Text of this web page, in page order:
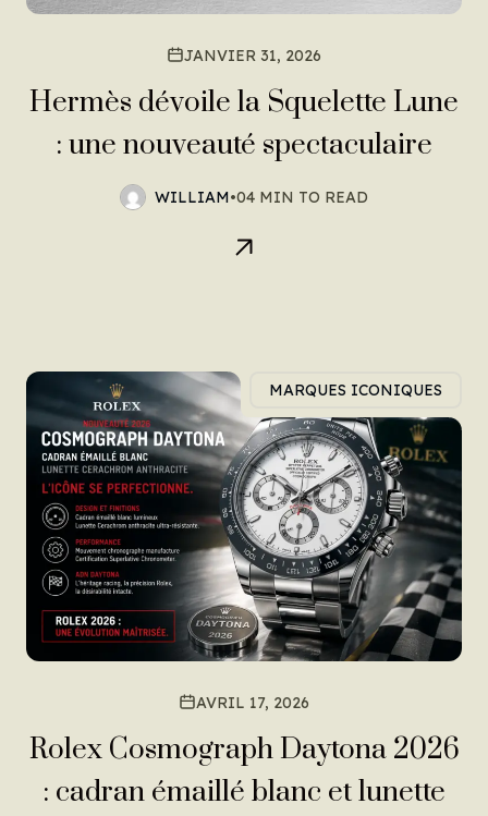
JANVIER 31, 2026
Hermès dévoile la Squelette Lune
: une nouveauté spectaculaire
WILLIAM•04 MIN TO READ
MARQUES ICONIQUES
AVRIL 17, 2026
Rolex Cosmograph Daytona 2026
: cadran émaillé blanc et lunette